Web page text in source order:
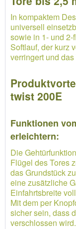
In kompaktem
universell
sowie in 1- und
Softlauf, der kurz
verringert und
twist 200E
Funktionen
erleichtern:
Die
Flügel des Tores
das Grundstück
eine zusätzliche
Einfahrtsbreite
Mit dem per
sicher sein, dass
verschlossen wird.